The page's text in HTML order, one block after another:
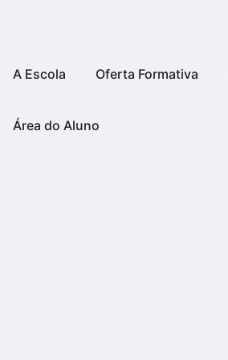
A Escola Oferta Formativa
Área do Aluno